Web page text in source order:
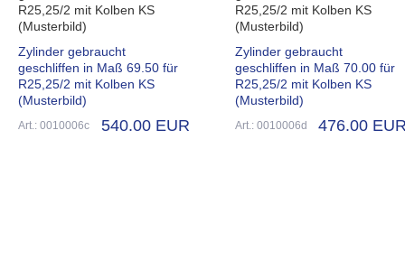
Zylinder gebraucht
geschliffen in Maß 69.50 für
R25,25/2 mit Kolben KS
(Musterbild)
Art.: 0010006c 540.00 EUR
Zylinder gebraucht
geschliffen in Maß 70.00 für
R25,25/2 mit Kolben KS
(Musterbild)
Art.: 0010006d 476.00